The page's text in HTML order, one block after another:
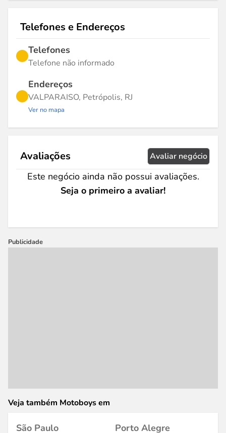
Telefones e Endereços
Telefones
Telefone não informado
Endereços
VALPARAISO, Petrópolis, RJ
Ver no mapa
Avaliações Avaliar negócio
Este negócio ainda não possui avaliações.
Seja o primeiro a avaliar!
Publicidade
Veja também Motoboys em
São Paulo
Porto Alegre